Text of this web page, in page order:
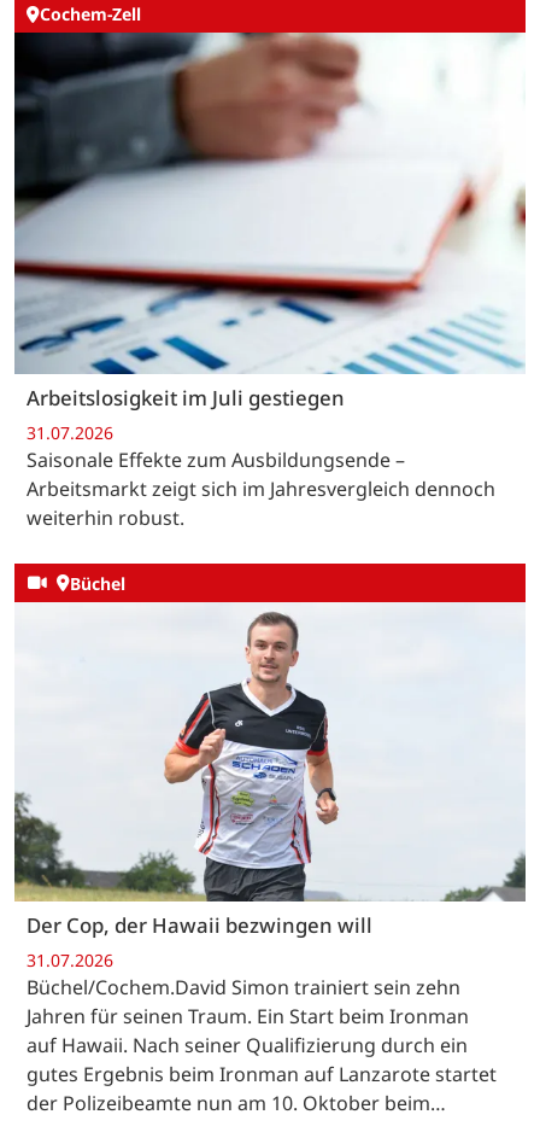
Cochem-Zell
Arbeitslosigkeit im Juli gestiegen
31.07.2026
Saisonale Effekte zum Ausbildungsende –
Arbeitsmarkt zeigt sich im Jahresvergleich dennoch
weiterhin robust.
Büchel
Der Cop, der Hawaii bezwingen will
31.07.2026
Büchel/Cochem.David Simon trainiert sein zehn
Jahren für seinen Traum. Ein Start beim Ironman
auf Hawaii. Nach seiner Qualifizierung durch ein
gutes Ergebnis beim Ironman auf Lanzarote startet
der Polizeibeamte nun am 10. Oktober beim…